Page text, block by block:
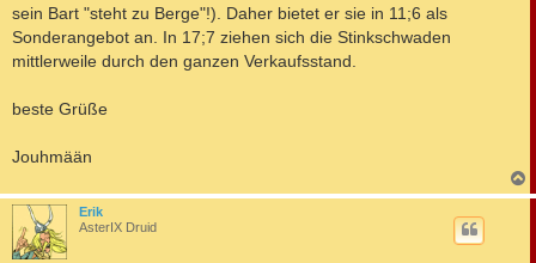
sein Bart "steht zu Berge"!). Daher bietet er sie in 11;6 als
Sonderangebot an. In 17;7 ziehen sich die Stinkschwaden
mittlerweile durch den ganzen Verkaufsstand.
beste Grüße
Jouhmään
a
Erik
AsterIX Druid